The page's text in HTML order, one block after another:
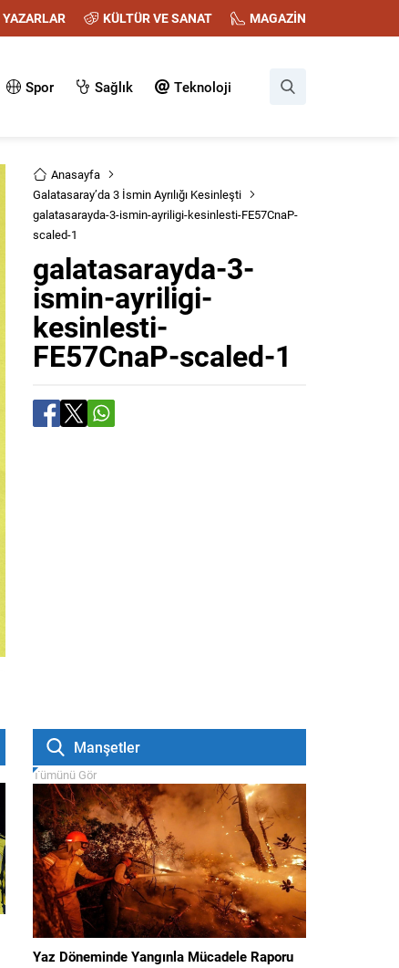
YAZARLAR KÜLTÜR VE SANAT MAGAZİN
Spor Sağlık Teknoloji
Anasayfa
Galatasaray’da 3 İsmin Ayrılığı Kesinleşti
galatasarayda-3-ismin-ayriligi-kesinlesti-FE57CnaP-
scaled-1
galatasarayda-3-
ismin-ayriligi-
kesinlesti-
FE57CnaP-scaled-1
Manşetler
Tümünü Gör
Yaz Döneminde Yangınla Mücadele Raporu